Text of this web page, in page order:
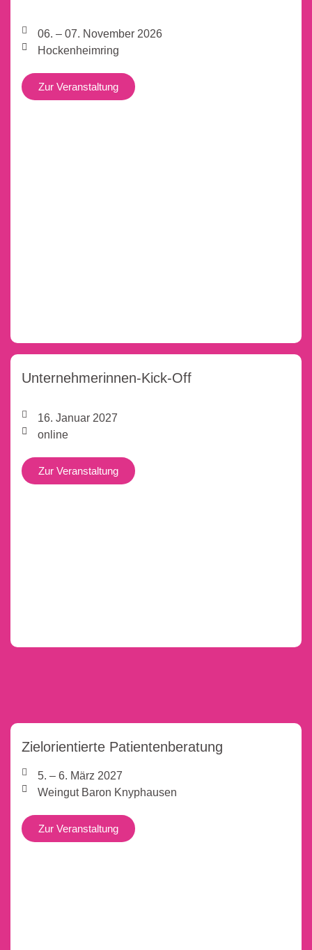
06. – 07. November 2026
Hockenheimring
Zur Veranstaltung
Unternehmerinnen-Kick-Off
16. Januar 2027
online
Zur Veranstaltung
Zielorientierte Patientenberatung
5. – 6. März 2027
Weingut Baron Knyphausen
Zur Veranstaltung